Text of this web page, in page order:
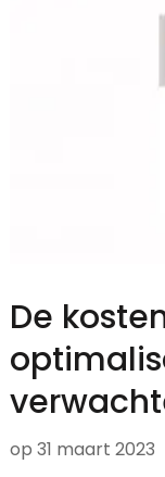
De
op 31 maart 2023